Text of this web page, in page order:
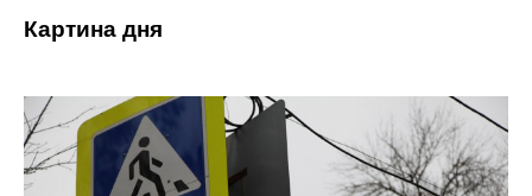
Картина дня